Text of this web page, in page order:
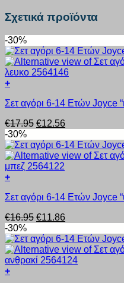
Σχετικά προϊόντα
-30%
+
το
έχει
πολλαπλές
παραλλαγές.
Οι
επιλογές
μπορούν
επιλεγούν
σελίδα
του
προϊόντος
Σετ αγόρι 6-14 Ετών Joyce
€17.95 Original
was:
€17.95.
€12.56Η
τιμή
είναι:
-30%
+
το
έχει
πολλαπλές
παραλλαγές.
Οι
επιλογές
μπορούν
Σετ αγόρι 6-14 Ετών Joyce
€16.95 Original
was:
€16.95.
€11.86Η
τιμή
είναι:
€11.86.
-30%
+